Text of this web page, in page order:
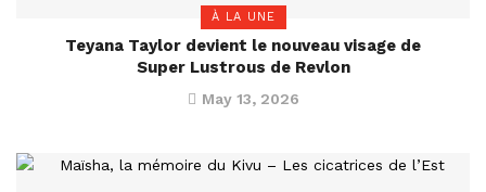
À LA UNE
Teyana Taylor devient le nouveau visage de
Super Lustrous de Revlon
May 13, 2026